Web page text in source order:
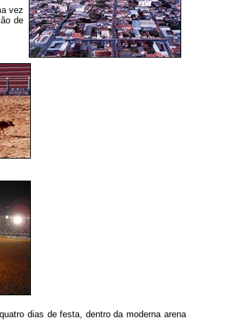
vez
de
dias de festa, dentro da moderna arena